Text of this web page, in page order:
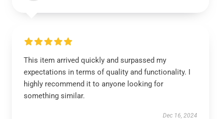
This item arrived quickly and surpassed my
expectations in terms of quality and functionality. I
highly recommend it to anyone looking for
something similar.
Dec 16, 2024